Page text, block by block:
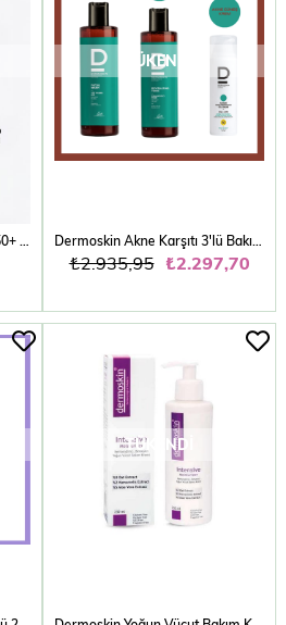
TÜKENDI
₺2.297,70
₺2.935,95
TÜKENDI